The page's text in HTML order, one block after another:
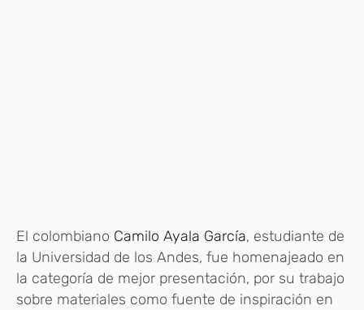
El colombiano Camilo Ayala García, estudiante de
la Universidad de los Andes, fue homenajeado en
la categoría de mejor presentación, por su trabajo
sobre materiales como fuente de inspiración en